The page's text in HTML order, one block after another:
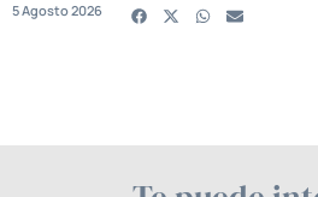
5 Agosto 2026